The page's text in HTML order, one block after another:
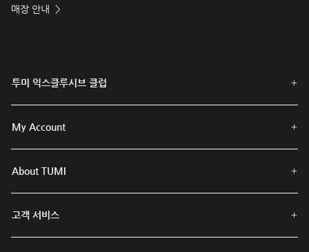
매장 안내
투미 익스클루시브 클럽
My Account
About TUMI
고객 서비스